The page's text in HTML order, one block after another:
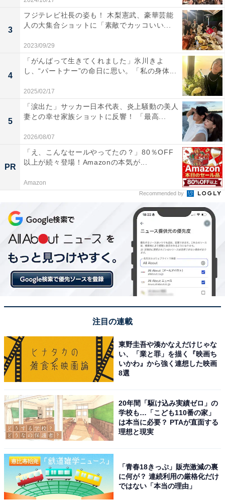
3
フジテレビ社長の姿も！ 木梨憲武、豪華芸能
人の大集合ショットに「素敵でカッコいい...
2023/09/29
4
「がんばって生きてくれました」氷川きよ
し、“パートナー”の命日に思い。「私の身体...
2025/02/17
5
「涙出た」サッカー日本代表、炎上騒動の美人
妻との幸せ家族ショットに反響！ 「最高...
2026/08/07
PR
「え、こんなセールやってたの？」80％OFF
以上が続々登場！Amazonの本気が...
Amazon
Recommended by
注目の連載
東野圭吾や湊かなえだけじゃな
い、「業と罪」を描く『映画ち
いかわ』から強く連想した映画
8選
20年間「駆け込み実績ゼロ」の
学校も…「こども110番の家」
は本当に必要？ PTAが直面する
理想と現実
「青春18きっぷ」販売激減の裏
に何が？ 連続利用の厳格化だけ
ではない「本当の理由」